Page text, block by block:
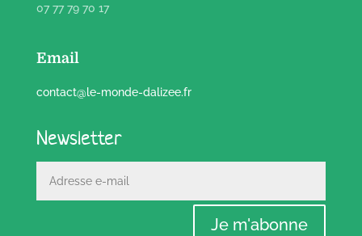
07 77 79 70 17
Email
contact@le-monde-dalizee.fr
Newsletter
Je m'abonne